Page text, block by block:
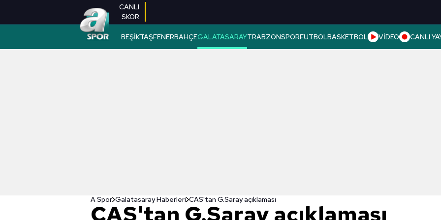
CANLI
SKOR
BEŞİKTAŞFENERBAHÇEGALATASARAYTRABZONSPORFUTBOLBASKETBOL VİDEO CANLI
A Spor Galatasaray Haberleri CAS'tan G.Saray açıklaması
CAS'tan G.Saray açıklaması